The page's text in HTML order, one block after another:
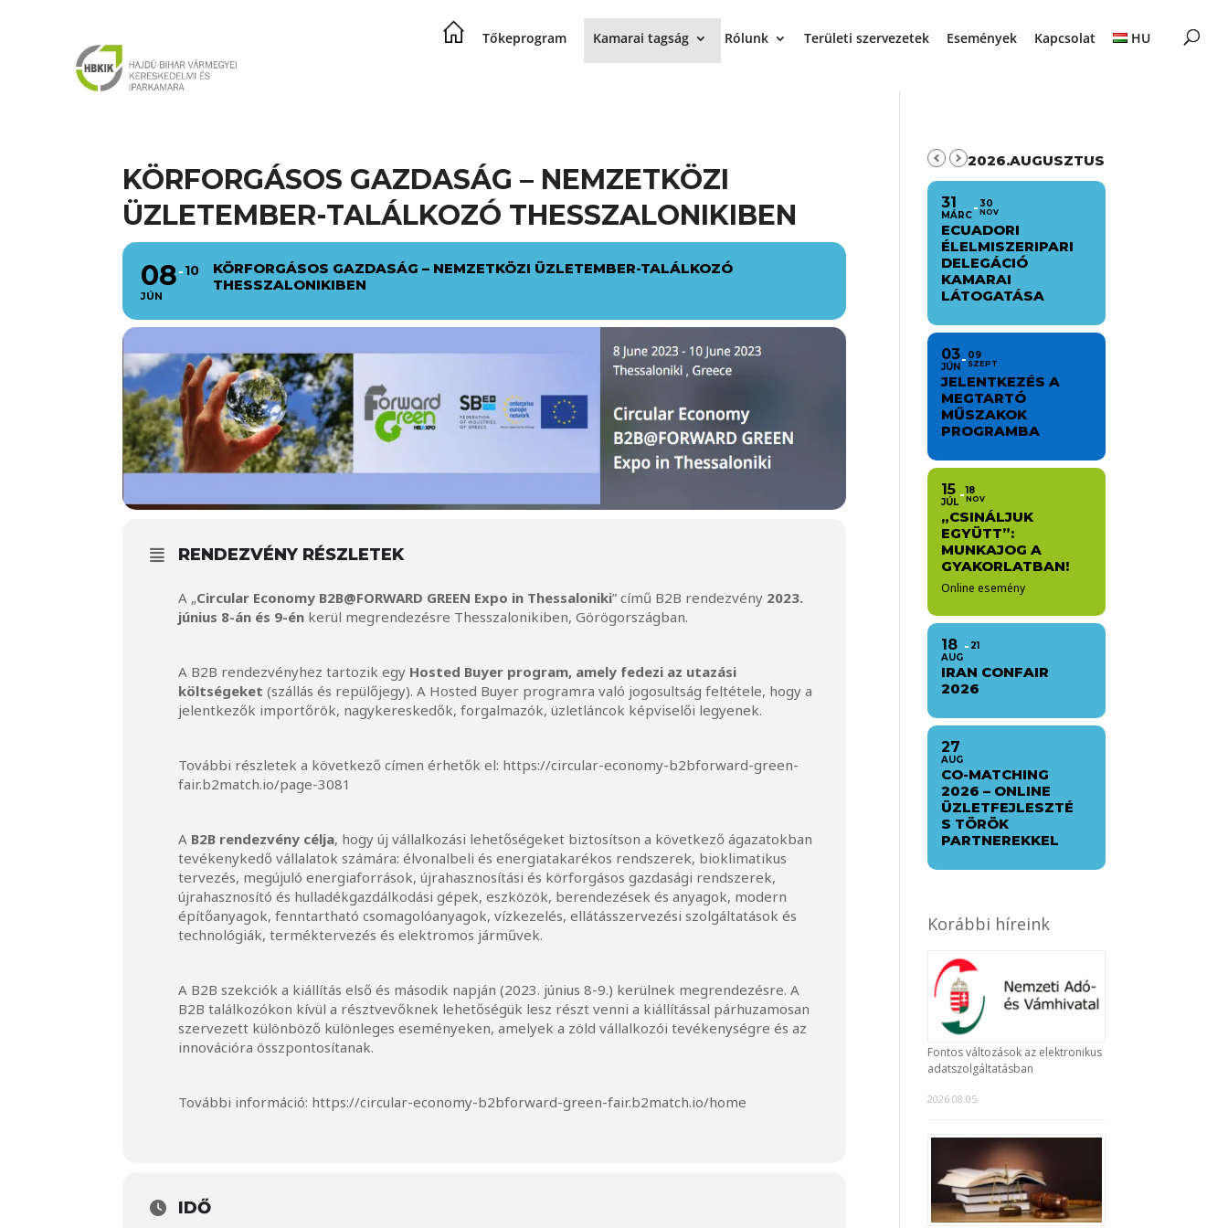
Tőkeprogram Kamarai tagság Rólunk Területi szervezetek Események Kapcsolat HU
KÖRFORGÁSOS GAZDASÁG – NEMZETKÖZI
ÜZLETEMBER-TALÁLKOZÓ THESSZALONIKIBEN
08
JÚN
10
KÖRFORGÁSOS GAZDASÁG – NEMZETKÖZI ÜZLETEMBER-TALÁLKOZÓ
THESSZALONIKIBEN
RENDEZVÉNY RÉSZLETEK
A „Circular Economy B2B@FORWARD GREEN Expo in Thessaloniki” című B2B rendezvény 2023.
június 8-án és 9-én kerül megrendezésre Thesszalonikiben, Görögországban.
A B2B rendezvényhez tartozik egy Hosted Buyer program, amely fedezi az utazási
költségeket (szállás és repülőjegy). A Hosted Buyer programra való jogosultság feltétele, hogy a
jelentkezők importőrök, nagykereskedők, forgalmazók, üzletláncok képviselői legyenek.
További részletek a következő címen érhetők el: https://circular-economy-b2bforward-green-
fair.b2match.io/page-3081
A B2B rendezvény célja, hogy új vállalkozási lehetőségeket biztosítson a következő ágazatokban
tevékenykedő vállalatok számára: élvonalbeli és energiatakarékos rendszerek, bioklimatikus
tervezés, megújuló energiaforrások, újrahasznosítási és körforgásos gazdasági rendszerek,
újrahasznosító és hulladékgazdálkodási gépek, eszközök, berendezések és anyagok, modern
építőanyagok, fenntartható csomagolóanyagok, vízkezelés, ellátásszervezési szolgáltatások és
technológiák, terméktervezés és elektromos járművek.
A B2B szekciók a kiállítás első és második napján (2023. június 8-9.) kerülnek megrendezésre. A
B2B találkozókon kívül a résztvevőknek lehetőségük lesz részt venni a kiállítással párhuzamosan
szervezett különböző különleges eseményeken, amelyek a zöld vállalkozói tevékenységre és az
innovációra összpontosítanak.
További információ: https://circular-economy-b2bforward-green-fair.b2match.io/home
IDŐ
2026.AUGUSZTUS
31
MÁRC
30
NOV
ECUADORI
ÉLELMISZERIPARI
DELEGÁCIÓ
KAMARAI
LÁTOGATÁSA
03
JÚN
09
SZEPT
JELENTKEZÉS A
MEGTARTÓ
MŰSZAKOK
PROGRAMBA
15
JÚL
18
NOV
„CSINÁLJUK
EGYÜTT”:
MUNKAJOG A
GYAKORLATBAN!
Online esemény
18
AUG
21
IRAN CONFAIR
2026
27
AUG
CO-MATCHING
2026 – ONLINE
ÜZLETFEJLESZTÉ
S TÖRÖK
PARTNEREKKEL
Korábbi híreink
Fontos változások az elektronikus
adatszolgáltatásban
2026.08.05.